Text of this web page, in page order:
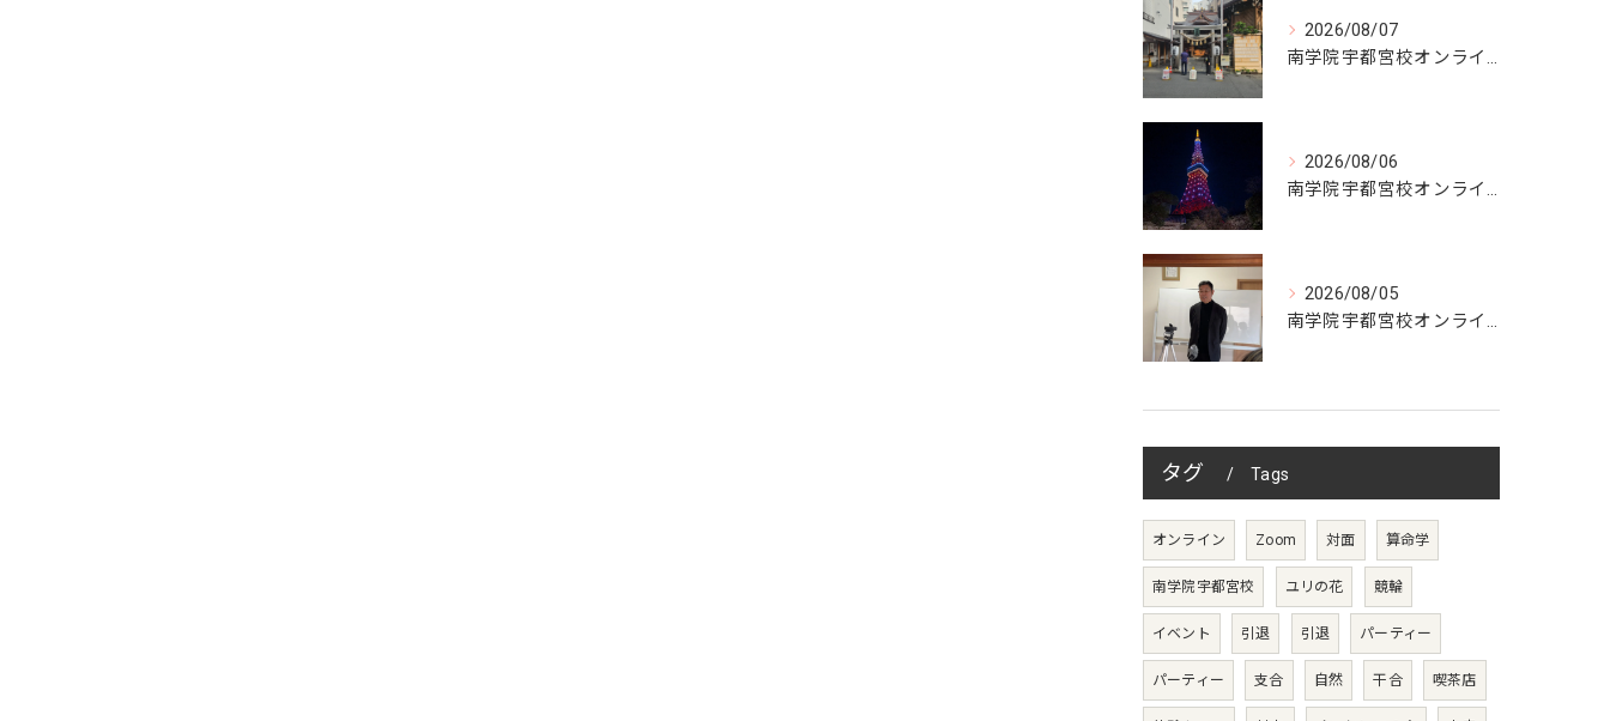
2026/08/07
南学院宇都宮校オンラインzoom 教室開講
2026/08/06
南学院宇都宮校オンラインzoom 教室開講
2026/08/05
南学院宇都宮校オンラインzoom 教室開講
タグ Tags
オンライン Zoom 対面 算命学
南学院宇都宮校 ユリの花 競輪
イベント 引退 引退 パーティー
パーティー 支合 自然 干合 喫茶店